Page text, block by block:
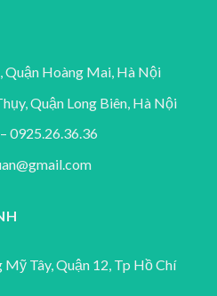
Quận Hoàng Mai, Hà Nội
Quận Long Biên, Hà Nội
0925.26.36.36
Tây, Quận 12, Tp Hồ Chí